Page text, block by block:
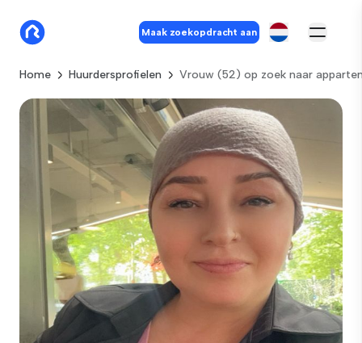
Maak zoekopdracht aan
Home Huurdersprofielen Vrouw (52) op zoek naar